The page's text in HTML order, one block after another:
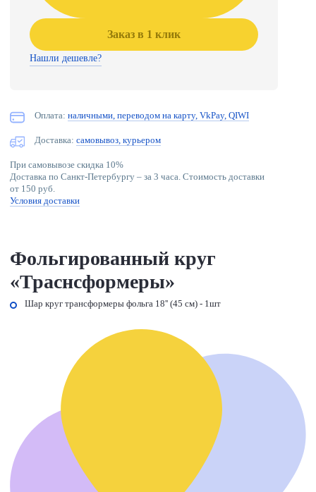
Фольгированный круг
«Траснсформеры»
Шар круг трансформеры фольга 18'' (45 см) - 1шт
Заказ в 1 клик
Нашли дешевле?
Оплата: наличными, переводом на карту, VkPay, QIWI
Доставка: самовывоз, курьером
При самовывозе скидка 10%
Доставка по Санкт-Петербургу – за 3 часа. Стоимость доставки
от 150 руб.
Условия доставки